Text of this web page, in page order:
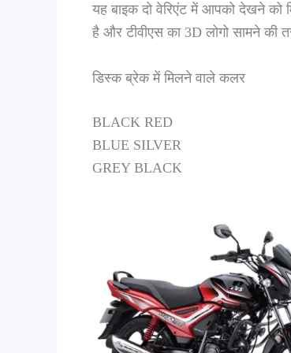
यह बाइक दो वेरिएंट में आपको देखने को
है और टीवीएस का 3D लोगो सामने की
डिस्क ब्रेक में मिलने वाले कलर
BLACK RED
BLUE SILVER
GREY BLACK